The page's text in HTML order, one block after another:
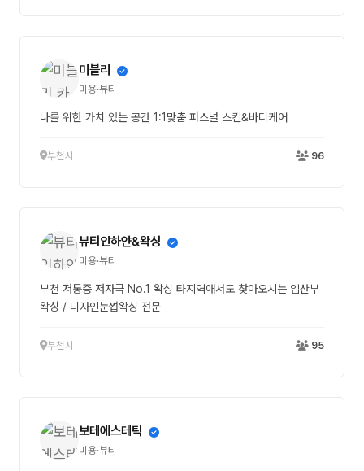
미블리
미용·뷰티
나를 위한 가치 있는 공간 1:1맞춤 퍼스널 스킨&바디케어
부천시 96
뷰티인하얀&왁싱
미용·뷰티
부천 저통증 저자극 No.1 왁싱 타지역애서도 찾아오시는 임산부
왁싱 / 디자인눈썹왁싱 전문
부천시 95
보테에스테틱
미용·뷰티